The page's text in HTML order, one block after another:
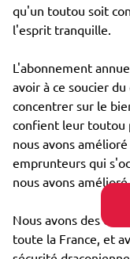
qu'un toutou soit
l'esprit tranquille.
L'abonnement
avoir à ce soucier
concentrer sur le
confient leur toutou
nous avons
emprunteurs qui
nous avons
Nous avons des
toute la France, et